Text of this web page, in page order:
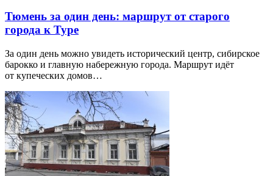
Тюмень за один день: маршрут от старого
города к Туре
За один день можно увидеть исторический центр, сибирское
барокко и главную набережную города. Маршрут идёт
от купеческих домов…